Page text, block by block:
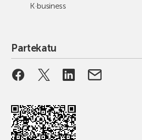
K·business
Partekatu